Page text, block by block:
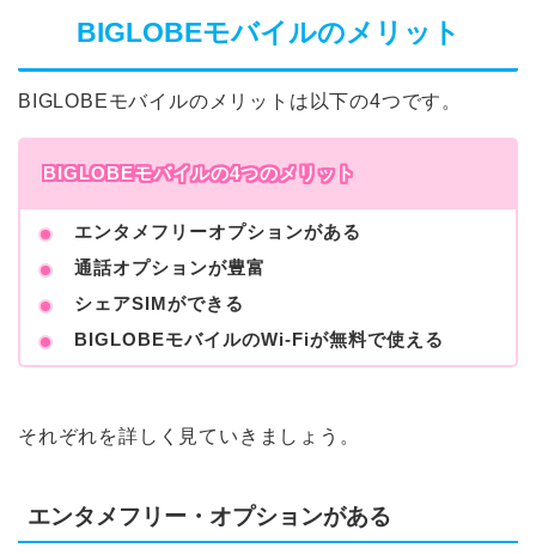
BIGLOBEモバイルのメリット
BIGLOBEモバイルのメリットは以下の4つです。
BIGLOBEモバイルの4つのメリット
エンタメフリーオプションがある
通話オプションが豊富
シェアSIMができる
BIGLOBEモバイルのWi-Fiが無料で使える
それぞれを詳しく見ていきましょう。
エンタメフリー・オプションがある